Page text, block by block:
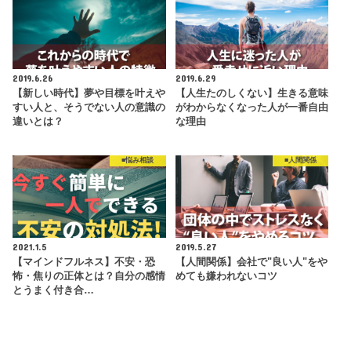
2019.6.26
【新しい時代】夢や目標を叶えや
すい人と、そうでない人の意識の
違いとは？
2019.6.29
【人生たのしくない】生きる意味
がわからなくなった人が一番自由
な理由
■悩み相談
2021.1.5
【マインドフルネス】不安・恐
怖・焦りの正体とは？自分の感情
とうまく付き合…
■人間関係
2019.5.27
【人間関係】会社で"良い人"をや
めても嫌われないコツ